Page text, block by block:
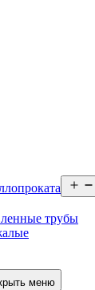
трубы
меню